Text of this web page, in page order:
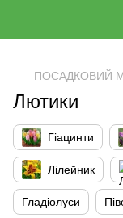
ПОСАДКОВИЙ
Лютики
Гіацинти
Лілейник
Гладіолуси